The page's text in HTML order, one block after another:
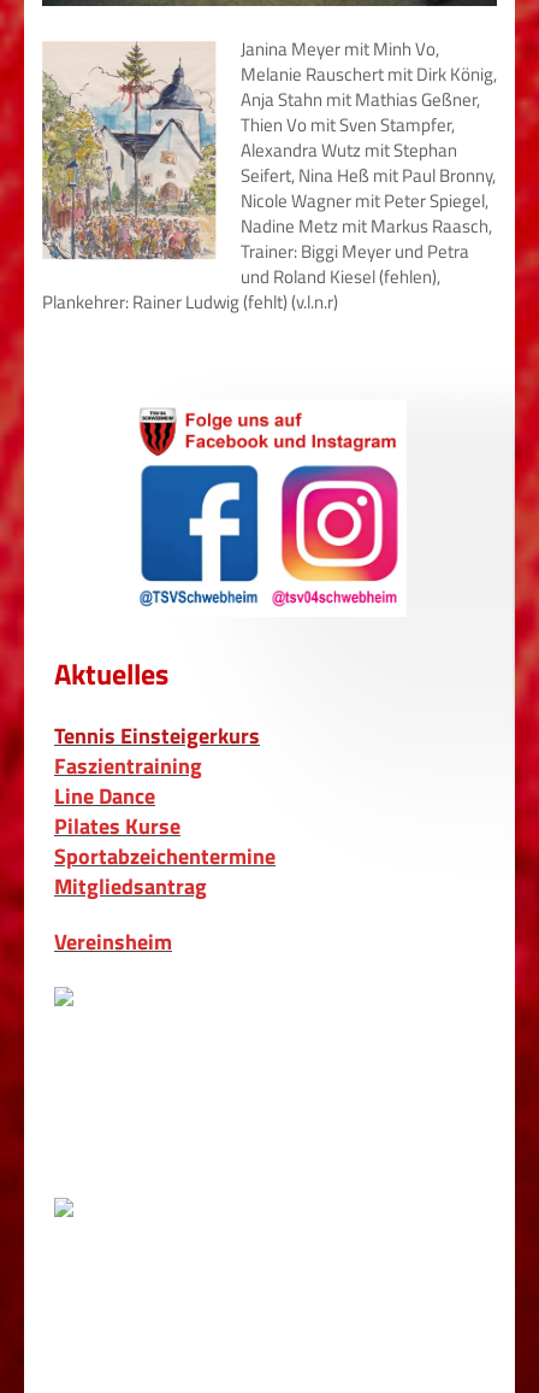
Janina Meyer mit Minh Vo,
Melanie Rauschert mit Dirk König,
Anja Stahn mit Mathias Geßner,
Thien Vo mit Sven Stampfer,
Alexandra Wutz mit Stephan
Seifert, Nina Heß mit Paul Bronny,
Nicole Wagner mit Peter Spiegel,
Nadine Metz mit Markus Raasch,
Trainer: Biggi Meyer und Petra
und Roland Kiesel (fehlen),
Plankehrer: Rainer Ludwig (fehlt) (v.l.n.r)
Aktuelles
Tennis Einsteigerkurs
Faszientraining
Line Dance
Pilates Kurse
Sportabzeichentermine
Mitgliedsantrag
Vereinsheim